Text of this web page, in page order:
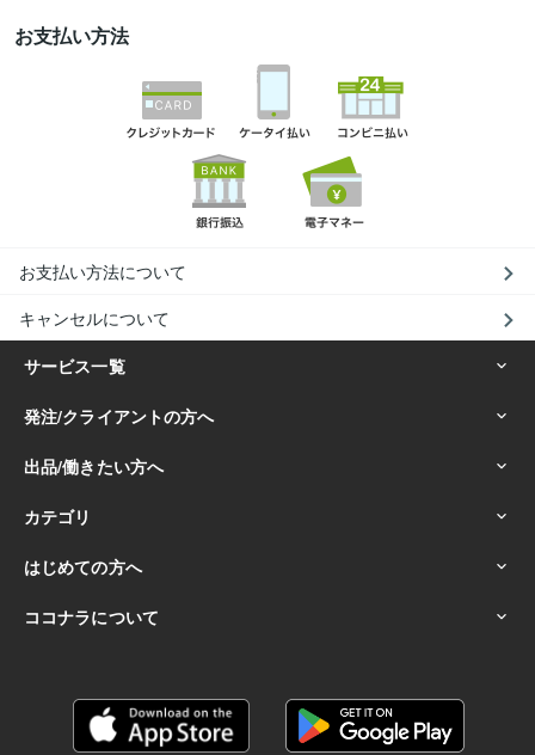
お支払い方法
お支払い方法について
キャンセルについて